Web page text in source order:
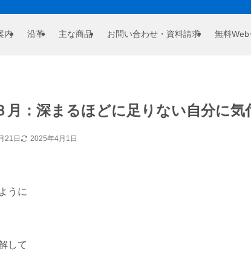
内 沿革 主な商品 お問い合わせ・資料請求 無料
月：深まるほどに足りない自分に気
21日 2025年4月1日
うに
して